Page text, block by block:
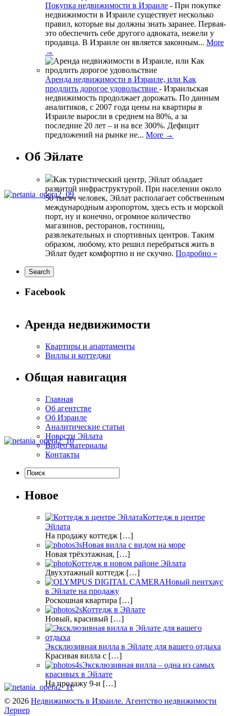
Покупка недвижимости в Израиле - При покупке
недвижимости в Израиле существует несколько
правил, которые вы должны знать заранее. Первая-
это обеспечить себе другого адвоката, нежели у
продавца. В Израиле он является законным... More
→
Аренда недвижимости в Израиле, или Как
продлить дорогое удовольствие - Израильская
недвижимость продолжает дорожать. По данным
аналитиков, с 2007 года цены на квартиры в
Израиле выросли в среднем на 80%, а за
последние 20 лет – и на все 300%. Дефицит
предложений на рынке не... More →
Об Эйлате
Как туристический центр, Эйлат обладает
развитой инфраструктурой. При населении около
50 тысяч человек, Эйлат располагает собственным
международным аэропортом, здесь есть и морской
порт, ну и конечно, огромное количество
магазинов, ресторанов, гостиниц,
развлекательных и спортивных центров. Таким
образом, любому, кто решил перебраться жить в
Эйлат будет комфортно и не скучно. Подробно »
Facebook
Аренда недвижимости
Квартиры и апартаменты
Виллы и коттеджи
Общая навигация
Главная
Об агентстве
Об Израиле
Аналитические статьи
Новости Эйлата
Видео материалы
Контакты
Новое
Коттедж в центре
Эйлата
На продажу коттедж […]
Новая вилла с видом на море
Новая трёхэтажная, […]
Коттедж в новом районе Эйлата
Двухэтажный коттедж […]
Новый пентхаус
в Эйлате на продажу
Роскошная квартира […]
Коттедж в Эйлате
Новый, красивый […]
Эксклюзивная вилла в Эйлате для вашего отдыха
Красивая вилла с […]
Эксклюзивная вилла – одна из самых
красивых в Эйлате
На продажу 9-и […]
© 2026 Недвижимость в Израиле. Агентство недвижимости
Лернер